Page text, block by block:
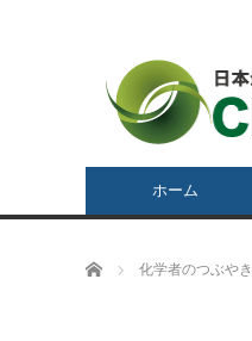
ホーム
ホーム 化学者のつぶやき